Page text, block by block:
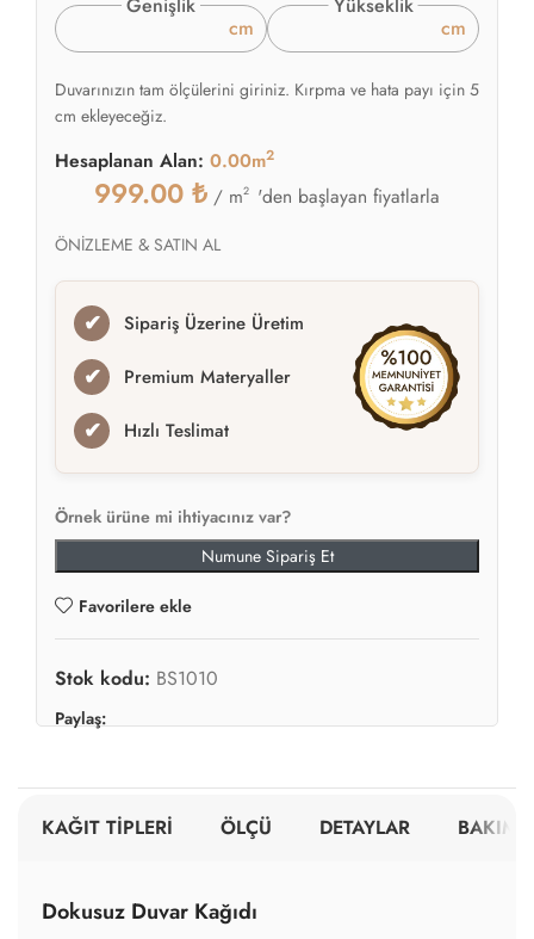
cm
cm
Duvarınızın tam ölçülerini giriniz. Kırpma ve hata payı için 5
cm ekleyeceğiz.
Hesaplanan Alan: 0.00m2
999.00 ₺ / m2 'den başlayan fiyatlarla
ÖNİZLEME & SATIN AL
✔ Sipariş Üzerine Üretim
✔ Premium Materyaller
✔ Hızlı Teslimat
Örnek ürüne mi ihtiyacınız var?
Numune Sipariş Et
Favorilere ekle
Stok kodu: BS1010
Paylaş:
KAĞIT TİPLERİ ÖLÇÜ DETAYLAR BAKIM
Dokusuz Duvar Kağıdı